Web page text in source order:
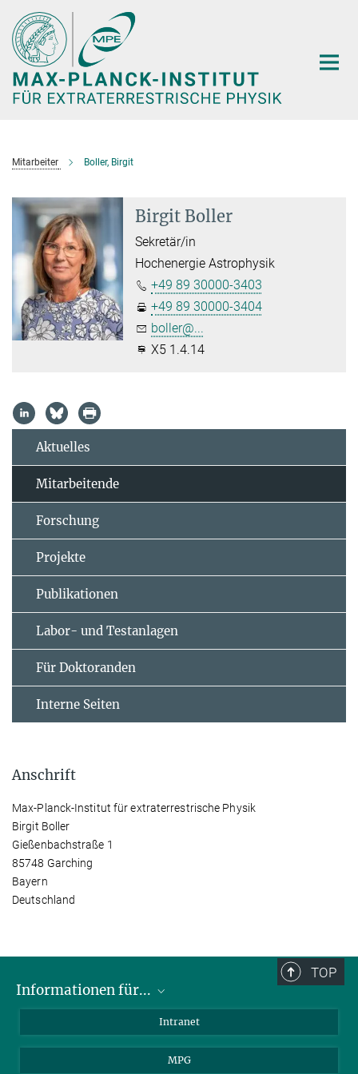
Hauptinhalt
Mitarbeiter Boller, Birgit
Birgit Boller
Sekretär/in
Hochenergie Astrophysik
+49 89 30000-3403
+49 89 30000-3404
boller@...
X5 1.4.14
Aktuelles
Mitarbeitende
Forschung
Projekte
Publikationen
Labor- und Testanlagen
Für Doktoranden
Interne Seiten
Anschrift
Max-Planck-Institut für extraterrestrische Physik
Birgit Boller
Gießenbachstraße 1
85748 Garching
Bayern
Deutschland
TOP
Informationen für...
Studenten
Journalisten
Intranet
MPG